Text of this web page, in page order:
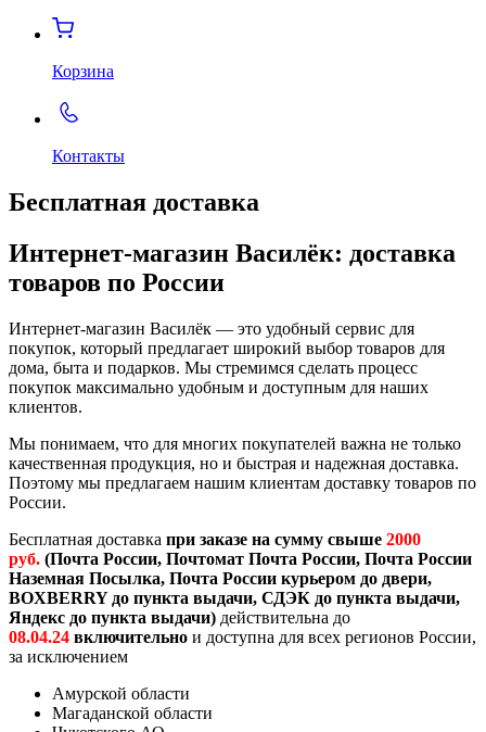
Корзина
Контакты
Бесплатная доставка
Интернет-магазин Василёк: доставка
товаров по России
Интернет-магазин Василёк — это удобный сервис для
покупок, который предлагает широкий выбор товаров для
дома, быта и подарков. Мы стремимся сделать процесс
покупок максимально удобным и доступным для наших
клиентов.
Мы понимаем, что для многих покупателей важна не только
качественная продукция, но и быстрая и надежная доставка.
Поэтому мы предлагаем нашим клиентам доставку товаров по
России.
Бесплатная доставка при заказе на сумму свыше 2000
руб. (Почта России, Почтомат Почта России, Почта России
Наземная Посылка, Почта России курьером до двери,
BOXBERRY до пункта выдачи, СДЭК до пункта выдачи,
Яндекс до пункта выдачи) действительна до
08.04.24 включительно и доступна для всех регионов России,
за исключением
Амурской области
Магаданской области